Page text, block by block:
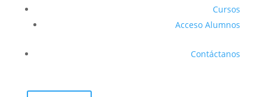
Cursos
Acceso Alumnos
Contáctanos